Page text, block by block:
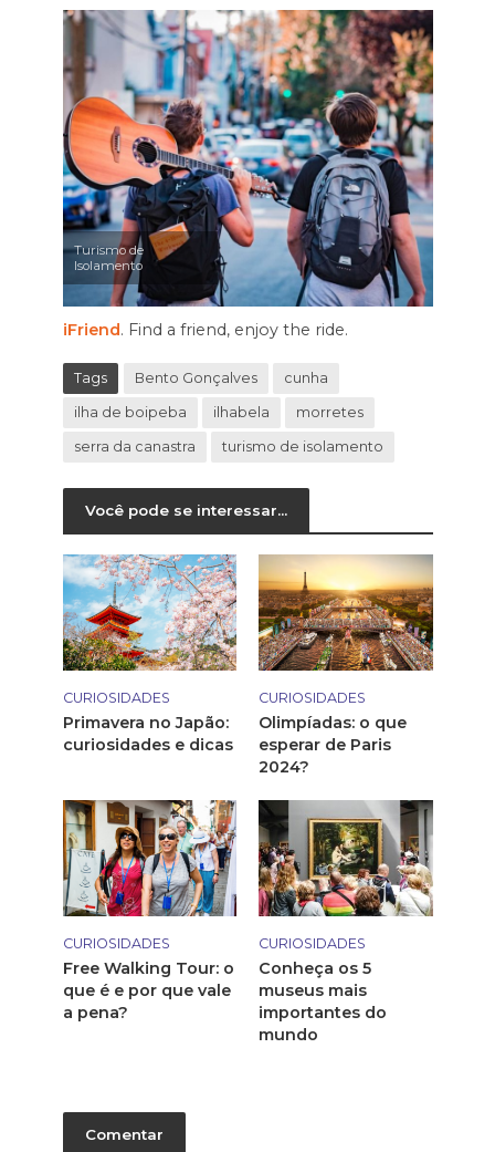
Turismo de
Isolamento
iFriend. Find a friend, enjoy the ride.
Tags Bento Gonçalves cunha
ilha de boipeba ilhabela morretes
serra da canastra turismo de isolamento
Você pode se interessar...
CURIOSIDADES
Primavera no Japão:
curiosidades e dicas
CURIOSIDADES
Olimpíadas: o que
esperar de Paris
2024?
CURIOSIDADES
Free Walking Tour: o
que é e por que vale
a pena?
CURIOSIDADES
Conheça os 5
museus mais
importantes do
mundo
Comentar